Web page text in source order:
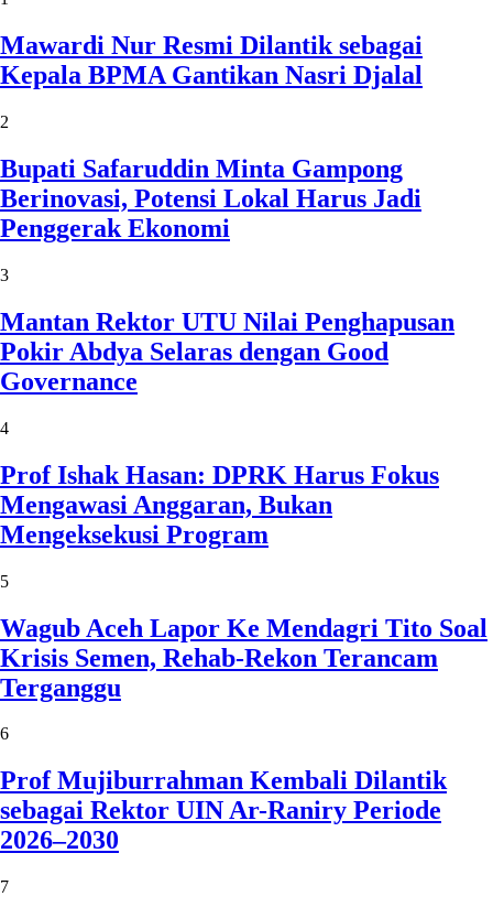
Mawardi Nur Resmi Dilantik sebagai
Kepala BPMA Gantikan Nasri Djalal
2
Bupati Safaruddin Minta Gampong
Berinovasi, Potensi Lokal Harus Jadi
Penggerak Ekonomi
3
Mantan Rektor UTU Nilai Penghapusan
Pokir Abdya Selaras dengan Good
Governance
4
Prof Ishak Hasan: DPRK Harus Fokus
Mengawasi Anggaran, Bukan
Mengeksekusi Program
5
Wagub Aceh Lapor Ke Mendagri Tito Soal
Krisis Semen, Rehab-Rekon Terancam
Terganggu
6
Prof Mujiburrahman Kembali Dilantik
sebagai Rektor UIN Ar-Raniry Periode
2026–2030
7